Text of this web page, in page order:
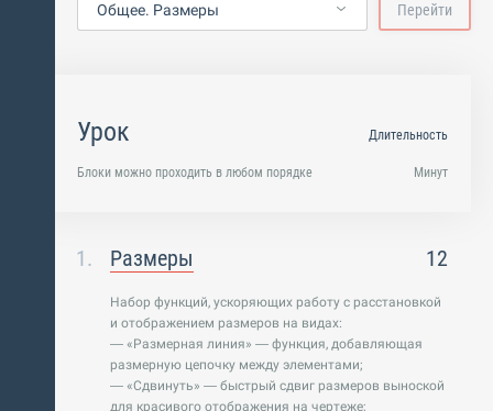
Общее. Размеры Перейти
Урок
Блоки можно проходить в любом порядке
Длительность
Минут
Размеры 12
Набор функций, ускоряющих работу с расстановкой
и отображением размеров на видах:
— «Размерная линия» — функция, добавляющая
размерную цепочку между элементами;
— «Сдвинуть» — быстрый сдвиг размеров выноской
для красивого отображения на чертеже;